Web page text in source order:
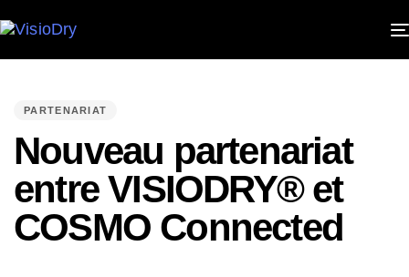
PARTENARIAT
Nouveau partenariat
entre VISIODRY® et
COSMO Connected